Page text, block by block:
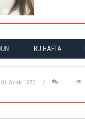
BU HAFTA
01 Ocak 1970